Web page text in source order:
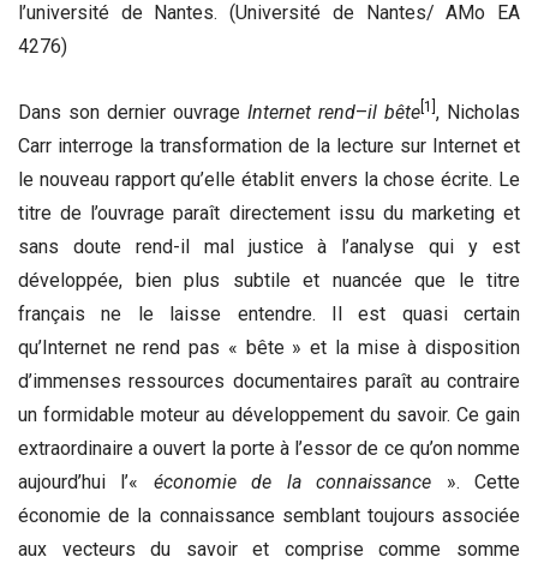
l’université de Nantes. (Université de Nantes/ AMo EA
4276)
Dans son dernier ouvrage Internet rend–il bête [1] , Nicholas
Carr interroge la transformation de la lecture sur Internet et
le nouveau rapport qu’elle établit envers la chose écrite. Le
titre de l’ouvrage paraît directement issu du marketing et
sans doute rend-il mal justice à l’analyse qui y est
développée, bien plus subtile et nuancée que le titre
français ne le laisse entendre. Il est quasi certain
qu’Internet ne rend pas « bête » et la mise à disposition
d’immenses ressources documentaires paraît au contraire
un formidable moteur au développement du savoir. Ce gain
extraordinaire a ouvert la porte à l’essor de ce qu’on nomme
aujourd’hui l’« économie de la connaissance ». Cette
économie de la connaissance semblant toujours associée
aux vecteurs du savoir et comprise comme somme